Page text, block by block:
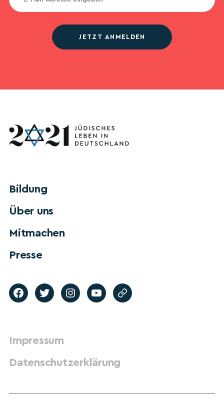
JETZT ANMELDEN
Bildung
Über uns
Mitmachen
Presse
Impressum
Datenschutzerklärung